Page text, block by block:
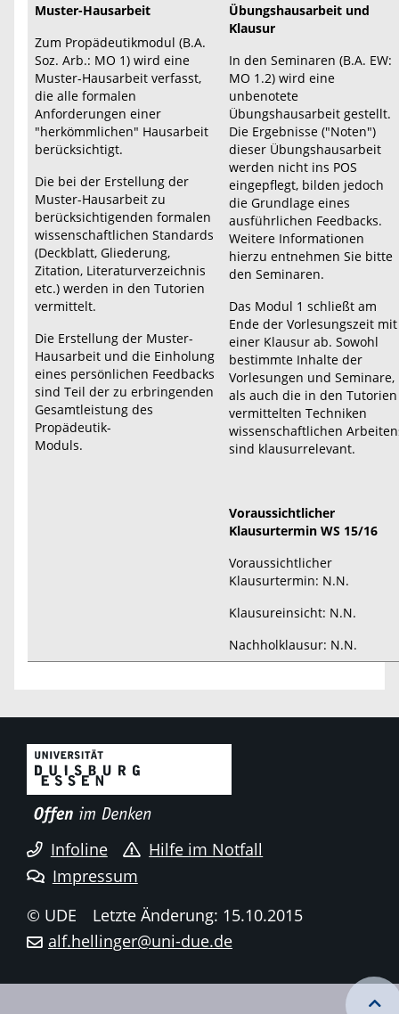
Muster-Hausarbeit
Zum Propädeutikmodul (B.A.
Soz. Arb.: MO 1) wird eine
Muster-Hausarbeit verfasst,
die alle formalen
Anforderungen einer
"herkömmlichen" Hausarbeit
berücksichtigt.
Die bei der Erstellung der
Muster-Hausarbeit zu
berücksichtigenden formalen
wissenschaftlichen Standards
(Deckblatt, Gliederung,
Zitation, Literaturverzeichnis
etc.) werden in den Tutorien
vermittelt.
Die Erstellung der Muster-
Hausarbeit und die Einholung
eines persönlichen Feedbacks
sind Teil der zu erbringenden
Gesamtleistung des
Propädeutik-
Moduls.
Übungshausarbeit und
Klausur
In den Seminaren (B.A. EW:
MO 1.2) wird eine
unbenotete
Übungshausarbeit gestellt.
Die Ergebnisse ("Noten")
dieser Übungshausarbeit
werden nicht ins POS
eingepflegt, bilden jedoch
die Grundlage eines
ausführlichen Feedbacks.
Weitere Informationen
hierzu entnehmen Sie bitte
den Seminaren.
Das Modul 1 schließt am
Ende der Vorlesungszeit mit
einer Klausur ab. Sowohl
bestimmte Inhalte der
Vorlesungen und Seminare,
als auch die in den Tutorien
vermittelten Techniken
wissenschaftlichen
sind klausurrelevant.
Voraussichtlicher
Klausurtermin WS 15/16
Voraussichtlicher
Klausurtermin: N.N.
Klausureinsicht: N.N.
Nachholklausur: N.N.
Infoline
Hilfe im Notfall
Impressum
© UDE
Letzte Änderung: 15.10.2015
alf.hellinger@uni-due.de